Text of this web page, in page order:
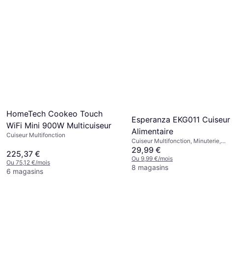
HomeTech Cookeo Touch
WiFi Mini 900W Multicuiseur
Cuiseur Multifonction
225,37 €
Ou 75,12 €/mois
6 magasins
Esperanza EKG011 Cuiseur
Alimentaire
Cuiseur Multifonction, Minuterie,
Plateau Vapeur, Écran, Fonction
Maintien au Chaud, 5L
29,99 €
Ou 9,99 €/mois
8 magasins